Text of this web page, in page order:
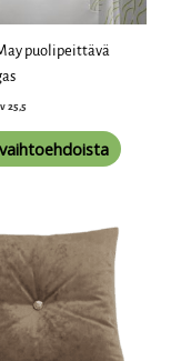
puolipeittävä
25,5